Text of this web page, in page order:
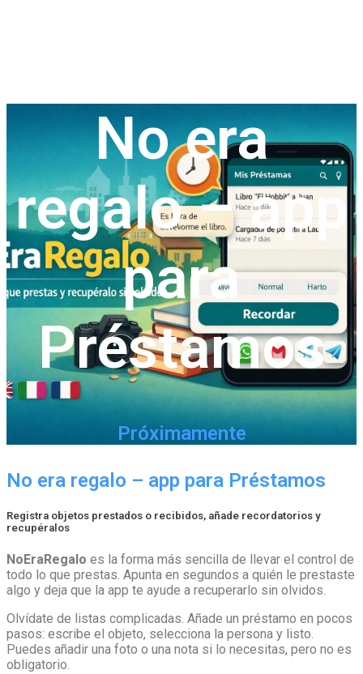
No era
regalo – app
para
Préstamos
Próximamente
No era regalo – app para Préstamos
Registra objetos prestados o recibidos, añade recordatorios y
recupéralos
NoEraRegalo es la forma más sencilla de llevar el control de
todo lo que prestas. Apunta en segundos a quién le prestaste
algo y deja que la app te ayude a recuperarlo sin olvidos.
Olvídate de listas complicadas. Añade un préstamo en pocos
pasos: escribe el objeto, selecciona la persona y listo.
Puedes añadir una foto o una nota si lo necesitas, pero no es
obligatorio.